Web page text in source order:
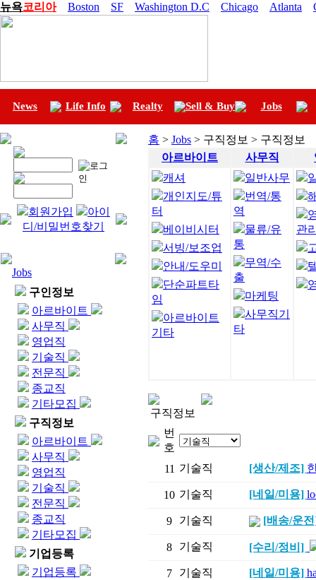
뉴욕코리아 Boston SF Washington D.C Chicago Atlanta
News Life Info Realty Sell & Buy Jobs
회원가입
아이
디/비밀번호찾기
Jobs
구인정보
아르바이트
사무직
영업직
기술직
전문직
종교직
기타모집
구직정보
아르바이트
사무직
영업직
기술직
전문직
종교직
기타모집
기업등록
기업등록
홈 > Jobs > 구직정보 > 구직정보
아르바이트
사무직
캐셔
개인지도/튜
터
베이비시터
서빙/보조업
안내/도우미
단순파트타
임
아르바이트
기타
일반사무
번역/통
역
물류/유
통
무역/수
출
마케팅
사무직기
타
관
구직정보
번
호
11 기술직 [생산/제조]
10 기술직 [네일/미용]
9 기술직 [배송/운
8 기술직 [수리/정비]
7 기술직 [네일/미용]